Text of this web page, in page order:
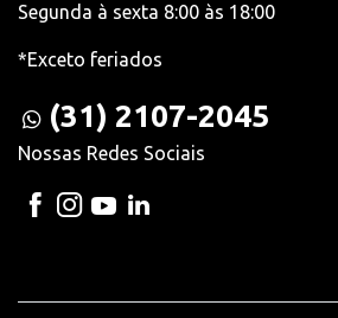
Segunda à sexta 8:00 às 18:00
*Exceto feriados
(31) 2107-2045
Nossas Redes Sociais